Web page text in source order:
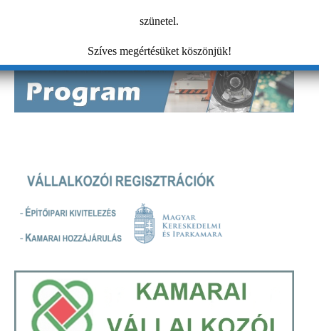
szünetel.
Szíves megértésüket köszönjük!